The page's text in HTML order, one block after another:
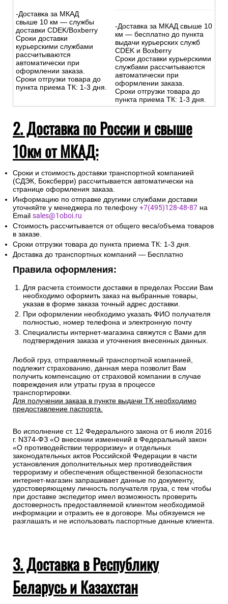
-Доставка за МКАД
свыше 10 км — службы
доставки CDEK/Boxberry
Сроки доставки
курьерскими службами
рассчитываются
автоматически при
оформлении заказа.
Сроки отгрузки товара до
пункта приема ТК: 1-3 дня.
-Доставка за МКАД свыше 10
км — бесплатно до пункта
выдачи курьерских служб
CDEK и Boxberry
Сроки доставки курьерскими
службами рассчитываются
автоматически при
оформлении заказа.
Сроки отгрузки товара до
пункта приема ТК: 1-3 дня.
2. Доставка по России и свыше
10км от МКАД:
Сроки и стоимость доставки транспортной компанией
(СДЭК, Боксберри) рассчитывается автоматически на
странице оформления заказа.
Информацию по отправке другими службами доставки
уточняйте у менеджера по телефону +7(495)128-48-87 на
Email sales@1oboi.ru
Стоимость рассчитывается от общего веса/объема товаров
в заказе.
Сроки отгрузки товара до пункта приема ТК: 1-3 дня.
Доставка до транспортных компаний — Бесплатно
Правила оформления:
Для расчета стоимости доставки в пределах России Вам
необходимо оформить заказ на выбранные товары,
указав в форме заказа точный адрес доставки.
При оформлении необходимо указать ФИО получателя
полностью, номер телефона и электронную почту
Специалисты интернет-магазина свяжутся с Вами для
подтверждения заказа и уточнения внесенных данных.
Любой груз, отправляемый транспортной компанией,
подлежит страхованию, данная мера позволит Вам
получить компенсацию от страховой компании в случае
повреждения или утраты груза в процессе
транспортировки.
Для получении заказа в пункте выдачи ТК необходимо
предоставление паспорта.
Во исполнение ст. 12 Федерального закона от 6 июля 2016
г. N374-ФЗ «О внесении изменений в Федеральный закон
«О противодействии терроризму» и отдельных
законодательных актов Российской Федерации в части
установления дополнительных мер противодействия
терроризму и обеспечения общественной безопасности
интернет-магазин запрашивает данные по документу,
удостоверяющему личность получателя груза, с тем чтобы
при доставке экспедитор имел возможность проверить
достоверность предоставляемой клиентом необходимой
информации и отразить ее в договоре. Мы обязуемся не
разглашать и не использовать паспортные данные клиента.
3. Доставка в Республику
Беларусь и Казахстан